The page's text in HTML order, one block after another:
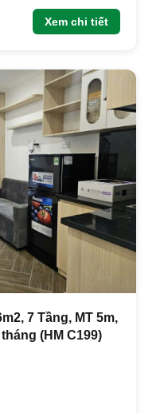
Xem chi tiết
7 Tầng, MT 5m,
(HM C199)